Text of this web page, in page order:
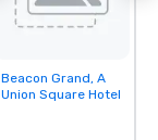
Removed from
favorites
Beacon Grand, A
Union Square Hotel